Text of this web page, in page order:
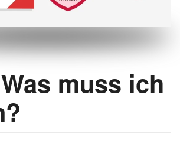
muss ich